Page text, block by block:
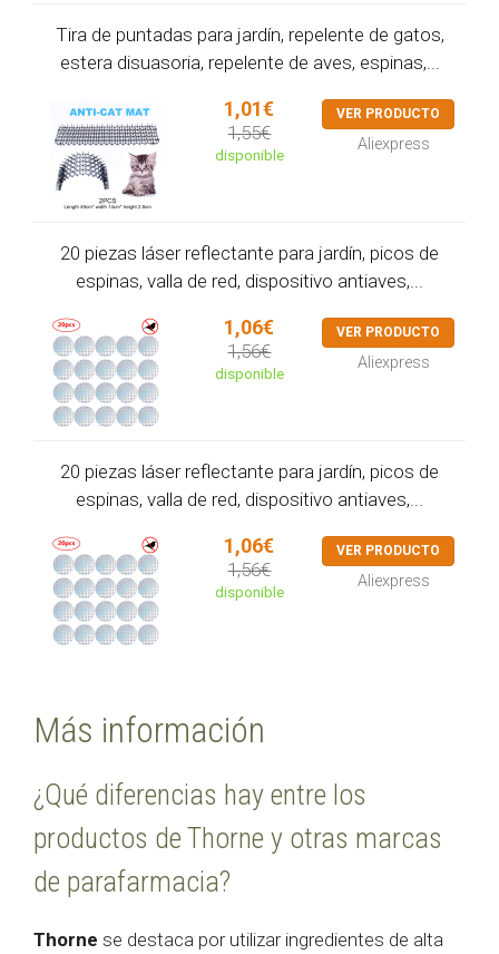
Tira de puntadas para jardín, repelente de gatos,
estera disuasoria, repelente de aves, espinas,...
1,01€
1,55€
disponible
VER PRODUCTO
Aliexpress
20 piezas láser reflectante para jardín, picos de
espinas, valla de red, dispositivo antiaves,...
1,06€
1,56€
disponible
VER PRODUCTO
Aliexpress
20 piezas láser reflectante para jardín, picos de
espinas, valla de red, dispositivo antiaves,...
1,06€
1,56€
disponible
VER PRODUCTO
Aliexpress
Más información
¿Qué diferencias hay entre los
productos de Thorne y otras marcas
de parafarmacia?
Thorne se destaca por utilizar ingredientes de alta